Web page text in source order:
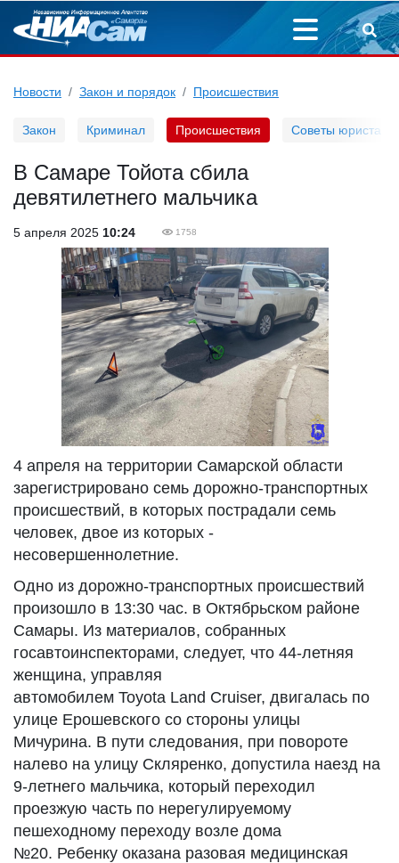
Новости Закон и порядок Происшествия
Закон Криминал Происшествия Советы юриста
В Самаре Тойота сбила
девятилетнего мальчика
5 апреля 2025 10:24 1758
4 апреля на территории Самарской области
зарегистрировано семь дорожно-транспортных
происшествий, в которых пострадали семь
человек, двое из которых -
несовершеннолетние.
Одно из дорожно-транспортных происшествий
произошло в 13:30 час. в Октябрьском районе
Самары. Из материалов, собранных
госавтоинспекторами, следует, что 44-летняя
женщина, управляя
автомобилем Toyota Land Cruiser, двигалась по
улице Ерошевского со стороны улицы
Мичурина. В пути следования, при повороте
налево на улицу Скляренко, допустила наезд на
9-летнего мальчика, который переходил
проезжую часть по нерегулируемому
пешеходному переходу возле дома
№20. Ребенку оказана разовая медицинская